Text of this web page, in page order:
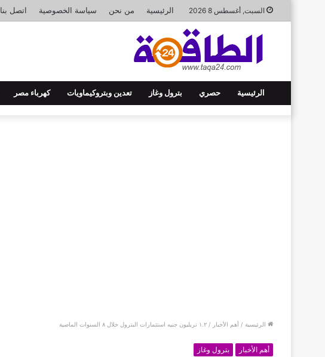
السبت, أغسطس 8 2026 الرئيسية من نحن سياسة الخصوصية اتصل بنا
الرئيسية حصري بترول وغاز تعدين وبتروكيماويات كهرباء مصر
الرئيسية / أهم الأخبار / ١.٢ تريليون جنيه استثمارات البترول خلال ٨ السنوات الماضية
أهم الأخبار بترول وغاز